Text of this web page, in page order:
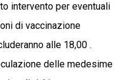
intervento per eventuali
di vaccinazione
alle 18,00 .
delle medesime